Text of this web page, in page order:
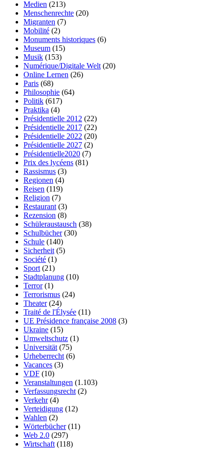
Medien (213)
Menschenrechte (20)
Migranten (7)
Mobilité (2)
Monuments historiques (6)
Museum (15)
Musik (153)
Numérique/Digitale Welt (20)
Online Lernen (26)
Paris (68)
Philosophie (64)
Politik (617)
Praktika (4)
Présidentielle 2012 (22)
Présidentielle 2017 (22)
Présidentielle 2022 (20)
Présidentielle 2027 (2)
Présidentielle2020 (7)
Prix des lycéens (81)
Rassismus (3)
Regionen (4)
Reisen (119)
Religion (7)
Restaurant (3)
Rezension (8)
Schüleraustausch (38)
Schulbücher(30)
Schule (140)
Sicherheit (5)
Société (1)
Sport (21)
Stadtplanung (10)
Terror(1)
Terrorismus (24)
Theater(24)
Traité de l'Élysée (11)
UE Présidence française 2008 (3)
Ukraine (15)
Umweltschutz (1)
Universität (75)
Urheberrecht (6)
Vacances (3)
VDF (10)
Veranstaltungen (1.103)
Verfassungsrecht (2)
Verkehr(4)
Verteidigung (12)
Wahlen (2)
Wörterbücher(11)
Web 2.0 (297)
Wirtschaft (118)